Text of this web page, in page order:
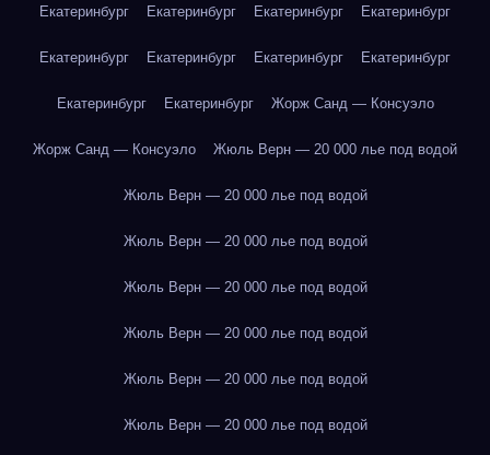
Екатеринбург Екатеринбург Екатеринбург Екатеринбург
Екатеринбург Екатеринбург Екатеринбург Екатеринбург
Екатеринбург Екатеринбург Жорж Санд — Консуэло
Жорж Санд — Консуэло Жюль Верн — 20 000 лье под водой
Жюль Верн — 20 000 лье под водой
Жюль Верн — 20 000 лье под водой
Жюль Верн — 20 000 лье под водой
Жюль Верн — 20 000 лье под водой
Жюль Верн — 20 000 лье под водой
Жюль Верн — 20 000 лье под водой